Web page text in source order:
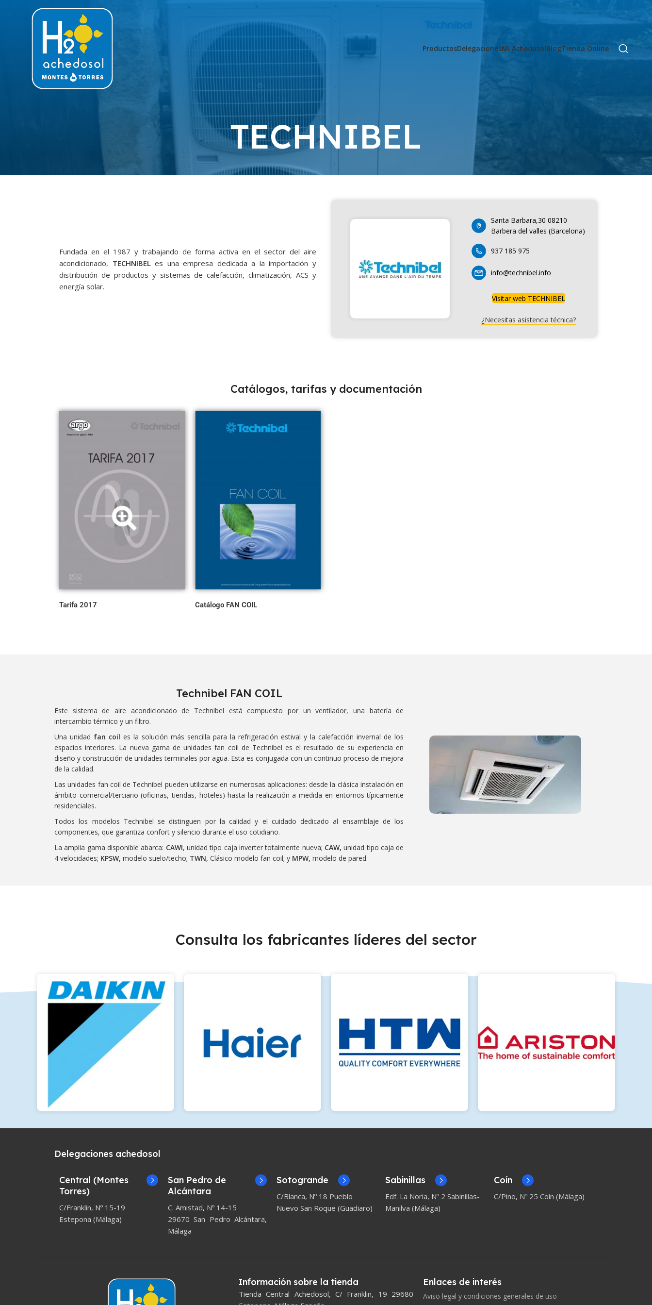
ProductosDelegacionesMi AchedosolBlogTienda Online
TECHNIBEL
Fundada en el 1987 y trabajando de forma activa en el sector del aire
acondicionado, TECHNIBELes una empresa dedicada a la importación y
distribución de productos y sistemas de calefacción, climatización, ACS y
energía solar.
Santa Barbara,30 08210
Barbera del valles (Barcelona)
937 185 975
info@technibel.info
Visitar web TECHNIBEL
¿Necesitas asistencia técnica?
Catálogos, tarifas y documentación
Tarifa 2017 Catálogo FAN COIL
Technibel FAN COIL
Este sistema de aire acondicionado de Technibel está compuesto por un ventilador, una batería de
intercambio térmico y un filtro.
Una unidad fan coil es la solución más sencilla para la refrigeración estival y la calefacción invernal de los
espacios interiores. La nueva gama de unidades fan coil de Technibel es el resultado de su experiencia en
diseño y construcción de unidades terminales por agua. Esta es conjugada con un continuo proceso de mejora
de la calidad.
Las unidades fan coil de Technibel pueden utilizarse en numerosas aplicaciones: desde la clásica instalación en
ámbito comercial/terciario (oficinas, tiendas, hoteles) hasta la realización a medida en entornos típicamente
residenciales.
Todos los modelos Technibel se distinguen por la calidad y el cuidado dedicado al ensamblaje de los
componentes, que garantiza confort y silencio durante el uso cotidiano.
La amplia gama disponible abarca: CAWI, unidad tipo caja inverter totalmente nueva; CAW, unidad tipo caja de
4 velocidades; KPSW, modelo suelo/techo; TWN, Clásico modelo fan coil; y MPW, modelo de pared.
Consulta los fabricantes líderes del sector
Delegaciones achedosol
Central (Montes
Torres)
C/Franklin, Nº 15-19
Estepona (Málaga)
San Pedro de
Alcántara
C. Amistad, Nº 14-15
29670 San Pedro Alcántara,
Málaga
Sotogrande
C/Blanca, Nº 18 Pueblo
Nuevo San Roque (Guadiaro)
Sabinillas
Edf. La Noria, Nº 2 Sabinillas-
Manilva (Málaga)
Coín
C/Pino, Nº 25 Coín (Málaga)
Información sobre la tienda
Tienda Central Achedosol, C/ Franklin, 19 29680
Enlaces de interés
Aviso legal y condiciones generales de uso